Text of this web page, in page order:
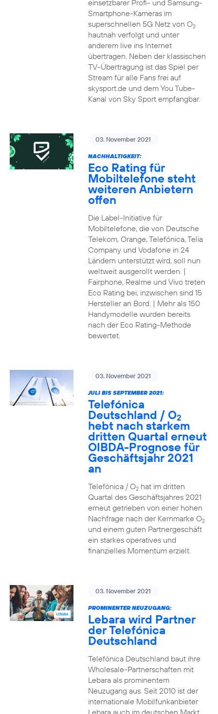
einsetzbarer Profi- und Samsung-
Smartphone-Kameras im
superschnellen 5G Netz von O2
hautnah verfolgt und unter
anderem live ins Internet
übertragen. Neben der klassischen
TV-Übertragung ist das Spiel per
Stream für alle Fans frei auf
skysport.de und dem You Tube-
Kanal von Sky Sport empfangbar.
03. November 2021
NACHHALTIGKEIT:
Eco Rating für
Mobiltelefone steht
weiteren Anbietern
offen
Die Label-Initiative für
Mobiltelefone, die von Deutsche
Telekom, Orange, Telefónica, Telia
Company und Vodafone in 24
Ländern unterstützt wird, soll nun
weltweit ausgerollt werden. |
Fairphone, Realme und Vivo treten
Eco Rating bei; inzwischen sind 15
Hersteller an Bord. | Mehr als 150
Handymodelle wurden bereits
nach der Eco Rating-Methode
bewertet.
03. November 2021
JULI BIS SEPTEMBER 2021:
Telefónica
Deutschland / O2
hebt nach starkem
dritten Quartal erneut
OIBDA-Prognose für
Geschäftsjahr 2021
an
Telefónica / O2hat im dritten
Quartal des Geschäftsjahres 2021
erneut getrieben von einer hohen
Nachfrage nach der Kernmarke O2
und einem guten Partnergeschäft
ein starkes operatives und
finanzielles Momentum erzielt.
03. November 2021
PROMINENTER NEUZUGANG:
Lebara wird Partner
der Telefónica
Deutschland
Telefónica Deutschland baut ihre
Wholesale-Partnerschaften mit
Lebara als prominentem
Neuzugang aus. Seit 2010 ist der
internationale Mobilfunkanbieter
Lebara auch im deutschen Markt